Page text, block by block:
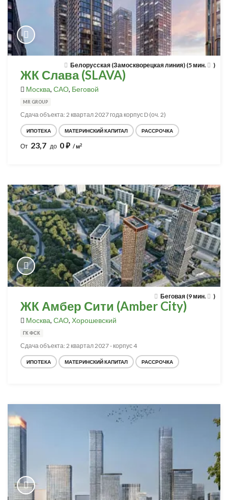
Белорусская (Замоскворецкая линия) (5 мин. )
ЖК Слава (SLAVA)
Москва, САО, Беговой
MR GROUP
Сдача объекта: 2 квартал 2027 года корпус D (оч. 2)
ИПОТЕКА МАТЕРИНСКИЙ КАПИТАЛ РАССРОЧКА
От 23,7 до 0⃏ / м2
Беговая (9 мин. )
ЖК Амбер Сити (Amber City)
Москва, САО, Хорошевский
ГК ФСК
Сдача объекта: 2 квартал 2027 - корпус 4
ИПОТЕКА МАТЕРИНСКИЙ КАПИТАЛ РАССРОЧКА